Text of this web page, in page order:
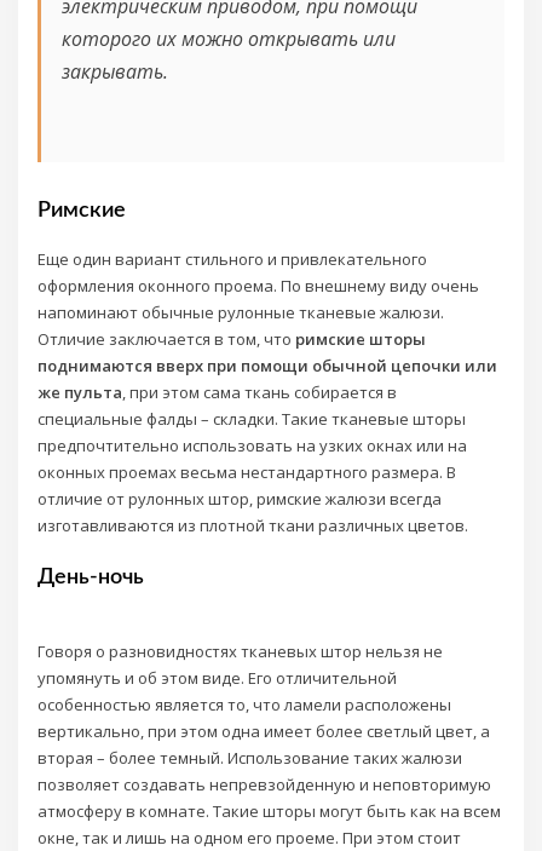
электрическим приводом, при помощи
которого их можно открывать или
закрывать.
Римские
Еще один вариант стильного и привлекательного
оформления оконного проема. По внешнему виду очень
напоминают обычные рулонные тканевые жалюзи.
Отличие заключается в том, что римские шторы
поднимаются вверх при помощи обычной цепочки или
же пульта, при этом сама ткань собирается в
специальные фалды – складки. Такие тканевые шторы
предпочтительно использовать на узких окнах или на
оконных проемах весьма нестандартного размера. В
отличие от рулонных штор, римские жалюзи всегда
изготавливаются из плотной ткани различных цветов.
День-ночь
Говоря о разновидностях тканевых штор нельзя не
упомянуть и об этом виде. Его отличительной
особенностью является то, что ламели расположены
вертикально, при этом одна имеет более светлый цвет, а
вторая – более темный. Использование таких жалюзи
позволяет создавать непревзойденную и неповторимую
атмосферу в комнате. Такие шторы могут быть как на всем
окне, так и лишь на одном его проеме. При этом стоит